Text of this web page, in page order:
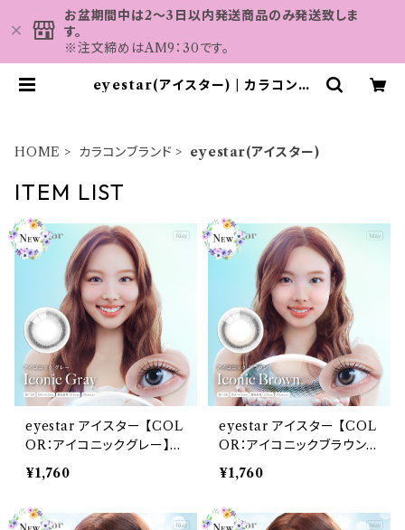
お盆期間中は2～3日以内発送商品のみ発送致しま
す。
※注文締めはAM9：30です。
eyestar(アイスター) | カラコン
HOME カラコンブランド eyestar(アイスター)
ITEM LIST
eyestar アイスター 【COL
OR：アイコニックグレー】カ
ラコン ナヨン ワンデー 度な
し・度あり 水光カラコン グ
TWICE NAYEON 水光レ
¥1,760
eyestar アイスター 【COL
OR：アイコニックブラウン】
カラコン ナヨン ワンデー 度
なし・度あり 水光カラコン
国 TWICE NAYEON 水
¥1,760